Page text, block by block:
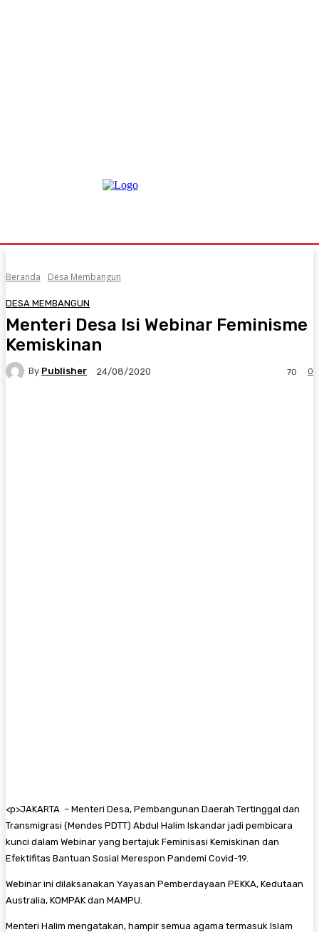
Beranda Desa Membangun
DESA MEMBANGUN
Menteri Desa Isi Webinar Feminisme
Kemiskinan
By Publisher 24/08/2020 0
70
<p>JAKARTA – Menteri Desa, Pembangunan Daerah Tertinggal dan
Transmigrasi (Mendes PDTT) Abdul Halim Iskandar jadi pembicara
kunci dalam Webinar yang bertajuk Feminisasi Kemiskinan dan
Efektifitas Bantuan Sosial Merespon Pandemi Covid-19.
Webinar ini dilaksanakan Yayasan Pemberdayaan PEKKA, Kedutaan
Australia, KOMPAK dan MAMPU.
Menteri Halim mengatakan, hampir semua agama termasuk Islam